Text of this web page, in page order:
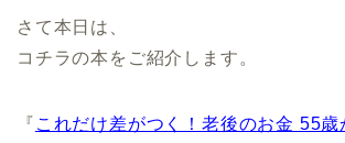
さて本日は、
コチラの本をご紹介します。
『 これだけ差がつく！老後のお金 55